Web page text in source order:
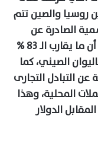
روسيا والصين تتم
الصادرة عن
البنك المركزي الروسي في عام 2020 أن ما يقارب الـ 83 %
الصيني، كما
عن التبادل التجارى
المحلية، وهذا
الدولار